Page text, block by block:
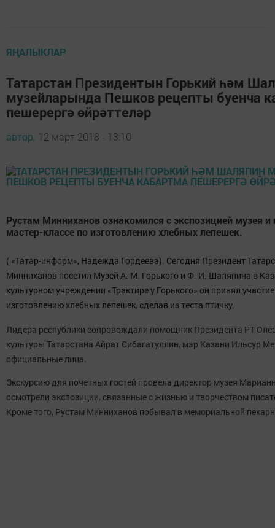
ЯҢАЛЫКЛАР
Татарстан Президентын Горький һәм
музейларында Пешков рецепты буенча
пешерергә өйрәттеләр
автор, 12 март 2018 - 13:10
Рустам Минниханов ознакомился с экспозицией музея и
мастер-классе по изготовлению хлебных лепешек.
( «Татар-информ», Надежда Гордеева). Сегодня Президент
Минниханов посетил Музей А. М. Горького и Ф. И. Шаляпина в
культурном учреждении «Трактире у Горького» он принял
изготовлению хлебных лепешек, сделав из теста птичку.
Лидера республики сопровождали помощник Президента РТ
культуры Татарстана Айрат Сибагатуллин, мэр Казани Ильсур
официальные лица.
Экскурсию для почетных гостей провела директор музея
осмотрели экспозиции, связанные с жизнью и творчеством
Кроме того, Рустам Минниханов побывал в мемориальной